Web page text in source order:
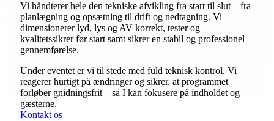
Vi håndterer hele den tekniske afvikling fra start til slut – fra
planlægning og opsætning til drift og nedtagning. Vi
dimensionerer lyd, lys og AV korrekt, tester og
kvalitetssikrer før start samt sikrer en stabil og professionel
gennemførelse.
Under eventet er vi til stede med fuld teknisk kontrol. Vi
reagerer hurtigt på ændringer og sikrer, at programmet
forløber gnidningsfrit – så I kan fokusere på indholdet og
gæsterne.
Kontakt os